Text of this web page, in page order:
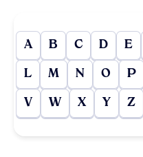
A B C D E
L M N O P
V W X Y Z